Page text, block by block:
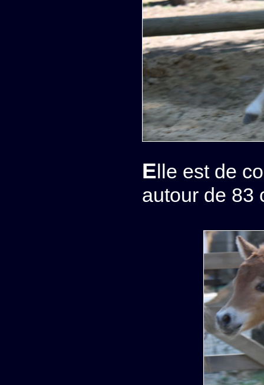
Elle est de couleur palomino et mesurera adulte
autour de 83